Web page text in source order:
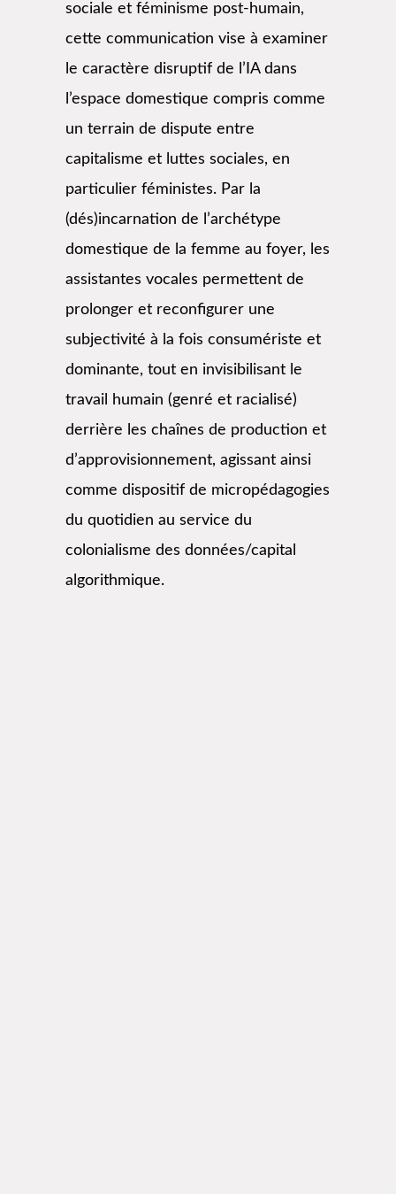
sociale et féminisme post-humain,
cette communication vise à examiner
le caractère disruptif de l’IA dans
l’espace domestique compris comme
un terrain de dispute entre
capitalisme et luttes sociales, en
particulier féministes. Par la
(dés)incarnation de l’archétype
domestique de la femme au foyer, les
assistantes vocales permettent de
prolonger et reconfigurer une
subjectivité à la fois consumériste et
dominante, tout en invisibilisant le
travail humain (genré et racialisé)
derrière les chaînes de production et
d’approvisionnement, agissant ainsi
comme dispositif de micropédagogies
du quotidien au service du
colonialisme des données/capital
algorithmique.